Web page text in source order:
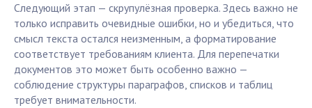
Следующий этап — скрупулёзная проверка. Здесь важно не
только исправить очевидные ошибки, но и убедиться, что
смысл текста остался неизменным, а форматирование
соответствует требованиям клиента. Для перепечатки
документов это может быть особенно важно —
соблюдение структуры параграфов, списков и таблиц
требует внимательности.